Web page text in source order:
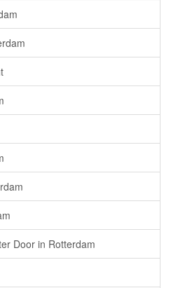
Door in Rotterdam